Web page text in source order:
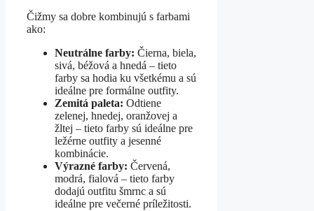
Čižmy sa dobre kombinujú s farbami
ako:
Neutrálne farby: Čierna, biela,
sivá, béžová a hnedá – tieto
farby sa hodia ku všetkému a sú
ideálne pre formálne outfity.
Zemitá paleta: Odtiene
zelenej, hnedej, oranžovej a
žltej – tieto farby sú ideálne pre
ležérne outfity a jesenné
kombinácie.
Výrazné farby: Červená,
modrá, fialová – tieto farby
dodajú outfitu šmrnc a sú
ideálne pre večerné príležitosti.